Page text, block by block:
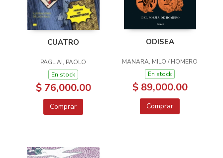
CUATRO
PAGLIAI, PAOLO
En stock
$ 76,000.00
Comprar
ODISEA
MANARA, MILO / HOMERO
En stock
$ 89,000.00
Comprar